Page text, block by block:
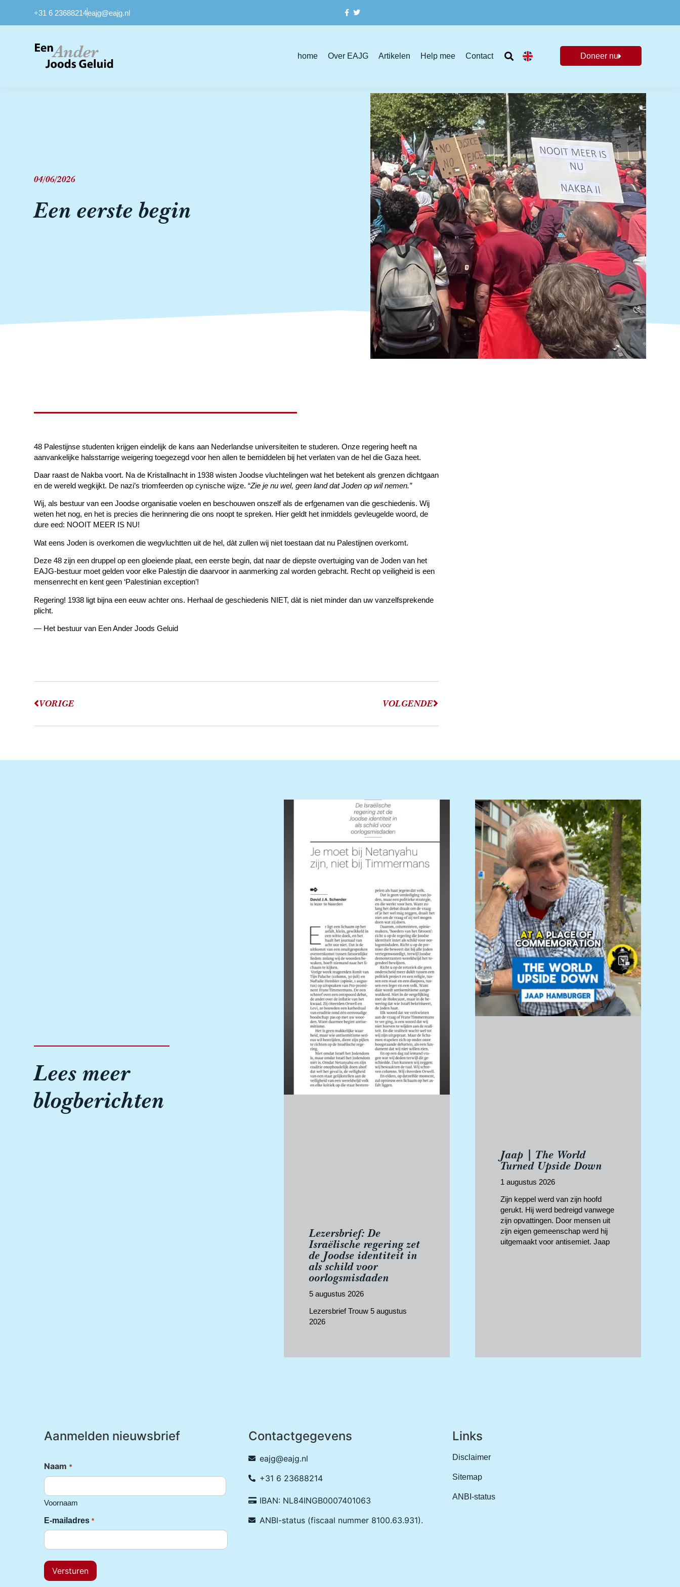
+31 6 23688214eajg@eajg.nl
home Over EAJG Artikelen Help mee Contact Doneer nu
04/06/2026
Een eerste begin
48 Palestijnse studenten krijgen eindelijk de kans aan Nederlandse universiteiten te studeren. Onze regering heeft na
aanvankelijke halsstarrige weigering toegezegd voor hen allen te bemiddelen bij het verlaten van de hel die Gaza heet.
Daar raast de Nakba voort. Na de Kristallnacht in 1938 wisten Joodse vluchtelingen wat het betekent als grenzen dichtgaan
en de wereld wegkijkt. De nazi’s triomfeerden op cynische wijze. “Zie je nu wel, geen land dat Joden op wil nemen.”
Wij, als bestuur van een Joodse organisatie voelen en beschouwen onszelf als de erfgenamen van die geschiedenis. Wij
weten het nog, en het is precies die herinnering die ons noopt te spreken. Hier geldt het inmiddels gevleugelde woord, de
dure eed: NOOIT MEER IS NU!
Wat eens Joden is overkomen die wegvluchtten uit de hel, dàt zullen wij niet toestaan dat nu Palestijnen overkomt.
Deze 48 zijn een druppel op een gloeiende plaat, een eerste begin, dat naar de diepste overtuiging van de Joden van het
EAJG-bestuur moet gelden voor elke Palestijn die daarvoor in aanmerking zal worden gebracht. Recht op veiligheid is een
mensenrecht en kent geen ‘Palestinian exception’!
Regering! 1938 ligt bijna een eeuw achter ons. Herhaal de geschiedenis NIET, dàt is niet minder dan uw vanzelfsprekende
plicht.
— Het bestuur van Een Ander Joods Geluid
VORIGE VOLGENDE
Lees meer
blogberichten
Lezersbrief: De
Israëlische regering zet
de Joodse identiteit in
als schild voor
oorlogsmisdaden
5 augustus 2026
Lezersbrief Trouw 5 augustus
2026
Jaap | The World
Turned Upside Down
1 augustus 2026
Zijn keppel werd van zijn hoofd
gerukt. Hij werd bedreigd vanwege
zijn opvattingen. Door mensen uit
zijn eigen gemeenschap werd hij
uitgemaakt voor antisemiet. Jaap
Aanmelden nieuwsbrief
Naam *
Voornaam
E-mailadres *
Contactgegevens
eajg@eajg.nl
+31 6 23688214
IBAN: NL84INGB0007401063
ANBI-status (fiscaal nummer 8100.63.931).
Links
Disclaimer
Sitemap
ANBI-status